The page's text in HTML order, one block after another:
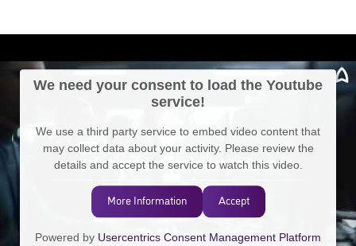
We need your consent to load the Youtube
service!
We use a third party service to embed video content that
may collect data about your activity. Please review the
details and accept the service to watch this video.
More Information Accept
Powered by Usercentrics Consent Management Platform